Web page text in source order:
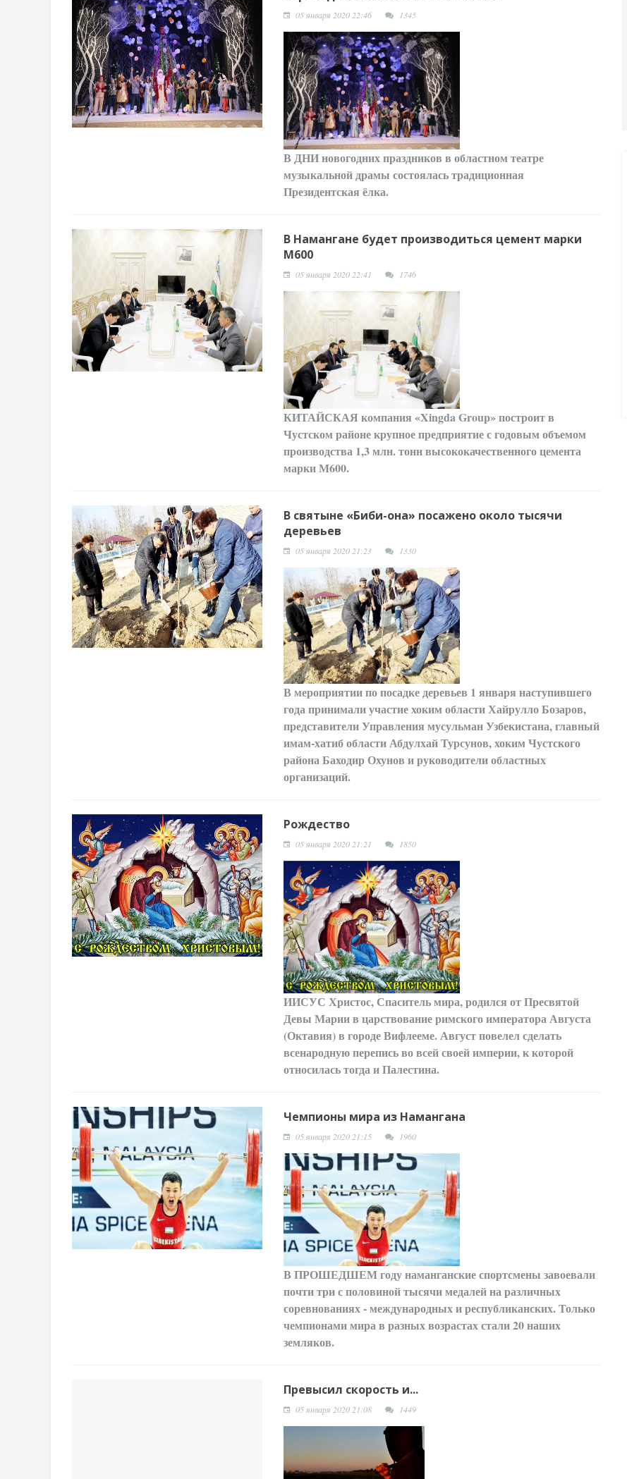
05 января 2020 22:46 1345
В ДНИновогодних праздников в областном театре
музыкальной драмы состоялась традиционная
Президентская ёлка.
В Намангане будет производиться цемент марки
М600
05 января 2020 22:41 1746
КИТАЙСКАЯ компания «Xingda Group» построит в
Чустском районе крупное предприятие с годовым объемом
производства 1,3 млн. тонн высококачественного цемента
марки М600.
В святыне «Биби-она» посажено около тысячи
деревьев
05 января 2020 21:23 1330
В мероприятии по посадке деревьев 1 января наступившего
года принимали участие хоким области Хайрулло Бозаров,
представители Управления мусульман Узбекистана, главный
имам-хатиб области Абдулхай Турсунов, хоким Чустского
района Баходир Охунов и руководители областных
организаций.
Рождество
05 января 2020 21:21 1850
ИИСУС Христос, Спаситель мира, родился от Пресвятой
Девы Марии в царствование римского императора Августа
(Октавия) в городе Вифлееме. Август повелел сделать
всенародную перепись во всей своей империи, к которой
относилась тогда и Палестина.
Чемпионы мира из Намангана
05 января 2020 21:15 1960
В ПРОШЕДШЕМгоду наманганские спортсмены завоевали
почти три с половиной тысячи медалей на различных
соревнованиях - международных и республиканских. Только
чемпионами мира в разных возрастах стали 20 наших
земляков.
Превысил скорость и...
05 января 2020 21:08 1449